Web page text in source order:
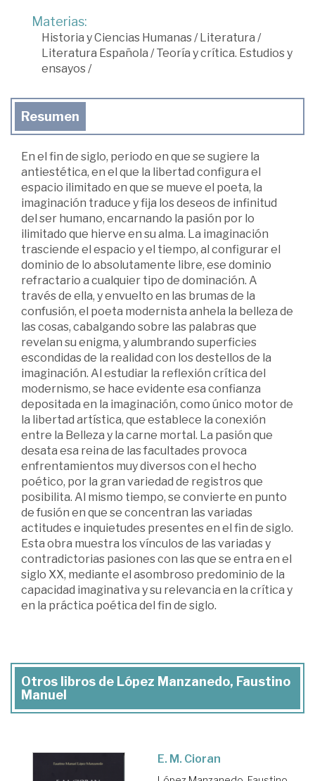
Materias:
Historia y Ciencias Humanas /Literatura /
Literatura Española /Teoría y crítica. Estudios y
ensayos /
Resumen
En el fin de siglo, periodo en que se sugiere la
antiestética, en el que la libertad configura el
espacio ilimitado en que se mueve el poeta, la
imaginación traduce y fija los deseos de infinitud
del ser humano, encarnando la pasión por lo
ilimitado que hierve en su alma. La imaginación
trasciende el espacio y el tiempo, al configurar el
dominio de lo absolutamente libre, ese dominio
refractario a cualquier tipo de dominación. A
través de ella, y envuelto en las brumas de la
confusión, el poeta modernista anhela la belleza de
las cosas, cabalgando sobre las palabras que
revelan su enigma, y alumbrando superficies
escondidas de la realidad con los destellos de la
imaginación. Al estudiar la reflexión crítica del
modernismo, se hace evidente esa confianza
depositada en la imaginación, como único motor de
la libertad artística, que establece la conexión
entre la Belleza y la carne mortal. La pasión que
desata esa reina de las facultades provoca
enfrentamientos muy diversos con el hecho
poético, por la gran variedad de registros que
posibilita. Al mismo tiempo, se convierte en punto
de fusión en que se concentran las variadas
actitudes e inquietudes presentes en el fin de siglo.
Esta obra muestra los vínculos de las variadas y
contradictorias pasiones con las que se entra en el
siglo XX, mediante el asombroso predominio de la
capacidad imaginativa y su relevancia en la crítica y
en la práctica poética del fin de siglo.
Otros libros de López Manzanedo, Faustino
Manuel
E. M. Cioran